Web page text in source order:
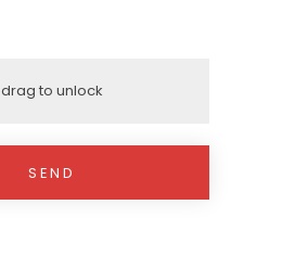
drag to unlock
SEND